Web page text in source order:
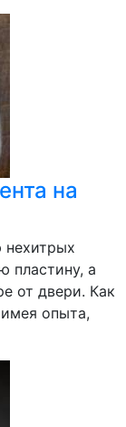
на
пластину, а
от двери. Как
опыта,